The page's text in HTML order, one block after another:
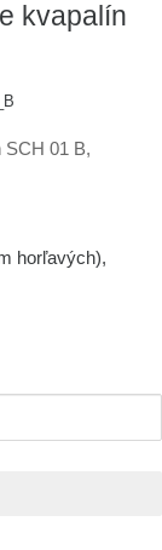
kvapalín
horľavých),